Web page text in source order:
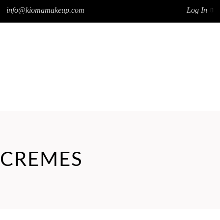
info@kiomamakeup.com Log In
NOTÍCIAS CONTATOS
CREMES